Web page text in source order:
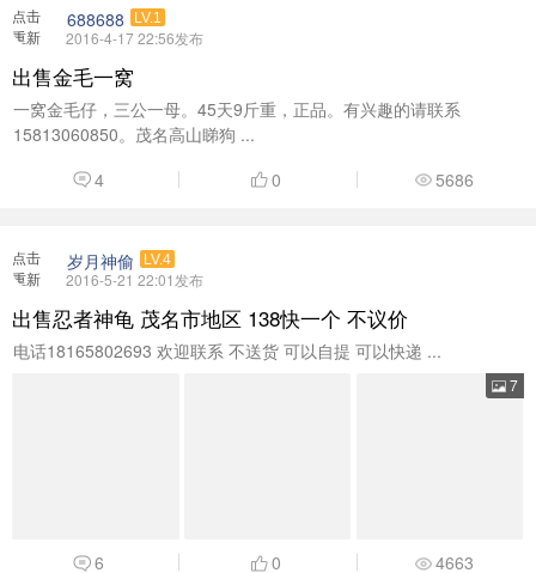
点击
重新
688688 LV.1
2016-4-17 22:56发布
出售金毛一窝
一窝金毛仔，三公一母。45天9斤重，正品。有兴趣的请联系
15813060850。茂名高山睇狗 ...
4
0 5686
点击
重新
岁月神偷 LV.4
2016-5-21 22:01发布
出售忍者神龟 茂名市地区 138快一个 不议价
电话18165802693 欢迎联系 不送货 可以自提 可以快递 ...
7
6 0 4663